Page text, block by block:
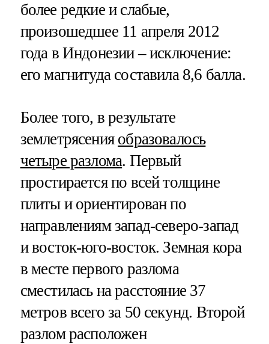
более редкие и слабые,
произошедшее 11 апреля 2012
года в Индонезии – исключение:
его магнитуда составила 8,6 балла.
Более того, в результате
землетрясения образовалось
четыре разлома. Первый
простирается по всей толщине
плиты и ориентирован по
направлениям запад-северо-запад
и восток-юго-восток. Земная кора
в месте первого разлома
сместилась на расстояние 37
метров всего за 50 секунд. Второй
разлом расположен